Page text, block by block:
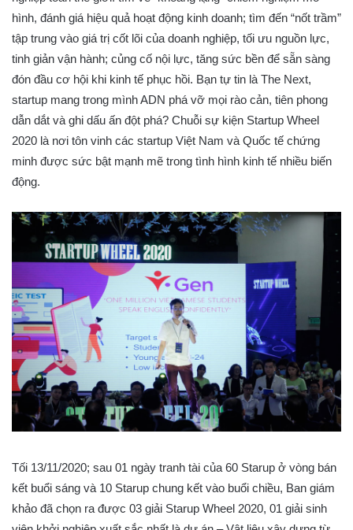
hình, đánh giá hiệu quả hoạt động kinh doanh; tìm đến “nốt trầm”
tập trung vào giá trị cốt lõi của doanh nghiệp, tối ưu nguồn lực,
tinh giản vận hành; củng cố nội lực, tăng sức bền để sẵn sàng
đón đầu cơ hội khi kinh tế phục hồi. Bạn tự tin là The Next,
startup mang trong mình ADN phá vỡ mọi rào cản, tiên phong
dẫn dắt và ghi dấu ấn đột phá? Chuỗi sự kiện Startup Wheel
2020 là nơi tôn vinh các startup Việt Nam và Quốc tế chứng
minh được sức bật mạnh mẽ trong tình hình kinh tế nhiều biến
động.
Tối 13/11/2020; sau 01 ngày tranh tài của 60 Starup ở vòng bán
kết buổi sáng và 10 Starup chung kết vào buổi chiều, Ban giám
khảo đã chọn ra được 03 giải Starup Wheel 2020, 01 giải sinh